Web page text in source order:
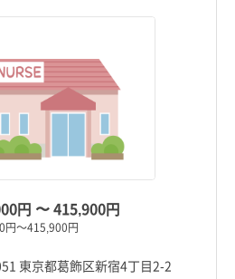
円 〜415,900円
円～415,900円
東京都葛飾区新宿4丁目2-2